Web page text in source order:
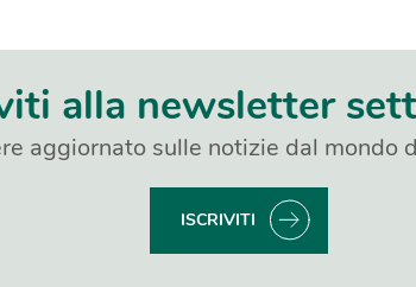
alla newsletter
aggiornato sulle notizie dal mondo
ISCRIVITI